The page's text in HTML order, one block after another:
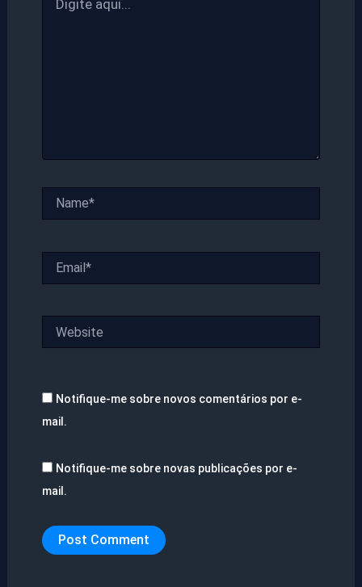
aqui...
Notifique-me sobre novos comentários por e-
mail.
Notifique-me sobre novas publicações por e-
mail.